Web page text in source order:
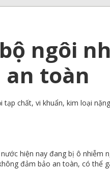
ngôi
an toàn
chất, vi khuẩn, kim loại
hiện nay đang bị ô nhiễm
đảm bảo an toàn, có thể